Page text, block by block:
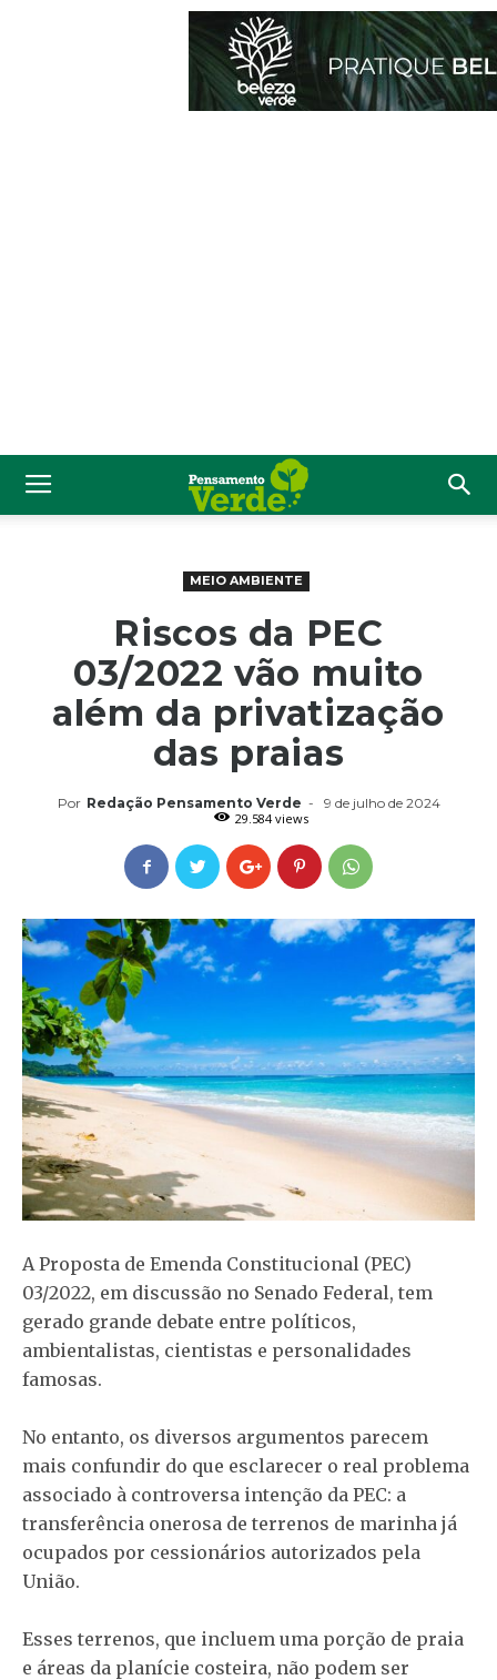
MEIO AMBIENTE
Riscos da PEC
03/2022 vão muito
além da privatização
das praias
Por Redação Pensamento Verde -
9 de julho de 2024
29.584 views
A Proposta de Emenda Constitucional (PEC)
03/2022, em discussão no Senado Federal, tem
gerado grande debate entre políticos,
ambientalistas, cientistas e personalidades
famosas.
No entanto, os diversos argumentos parecem
mais confundir do que esclarecer o real problema
associado à controversa intenção da PEC: a
transferência onerosa de terrenos de marinha já
ocupados por cessionários autorizados pela
União.
Esses terrenos, que incluem uma porção de praia
e áreas da planície costeira, não podem ser